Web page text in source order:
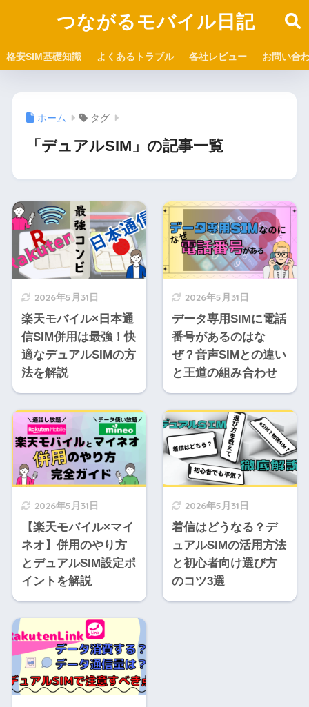
つながるモバイル日記
格安SIM基礎知識 よくあるトラブル 各社レビュー お問い合
ホーム タグ
「デュアルSIM」の記事一覧
2026年5月31日
楽天モバイル×日本通
信SIM併用は最強！快
適なデュアルSIMの方
法を解説
2026年5月31日
データ専用SIMに電話
番号があるのはな
ぜ？音声SIMとの違い
と王道の組み合わせ
2026年5月31日
【楽天モバイル×マイ
ネオ】併用のやり方
とデュアルSIM設定ポ
イントを解説
2026年5月31日
着信はどうなる？デ
ュアルSIMの活用方法
と初心者向け選び方
のコツ3選